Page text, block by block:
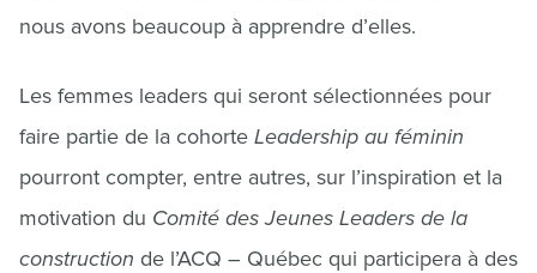
nous avons beaucoup à apprendre d’elles.
Les femmes leaders qui seront sélectionnées pour
faire partie de la cohorte Leadership au féminin
pourront compter, entre autres, sur l’inspiration et la
motivation du Comité des Jeunes Leaders de la
construction de l’ACQ – Québec qui participera à des